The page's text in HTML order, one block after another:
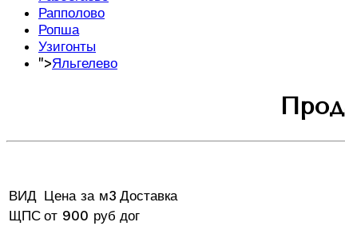
Рапполово
Ропша
Узигонты
">Яльгелево
ВИД Цена за м3 Доставка
ЩПС от 900 руб дог